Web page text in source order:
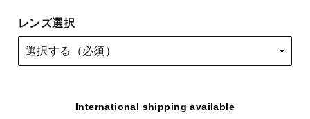
レンズ選択
International shipping available